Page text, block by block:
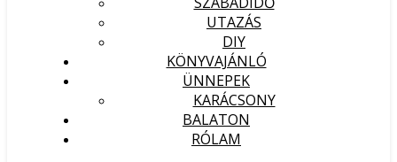
UTAZÁS
DIY
KÖNYVAJÁNLÓ
ÜNNEPEK
KARÁCSONY
BALATON
RÓLAM